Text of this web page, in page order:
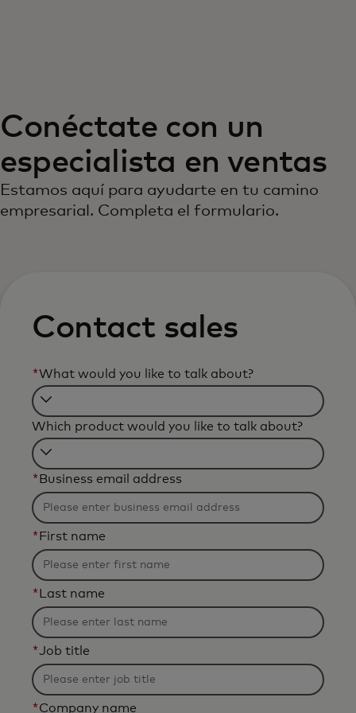
Para el mundo
Para innovadores
Conéctate con un
especialista en ventas
Estamos aquí para ayudarte en tu camino
empresarial. Completa el formulario.
Contact sales
*What would you like to talk about?
Filtering
will
be
applied
after
3
characters.
Which product would you like to talk about?
Filtering
will
be
applied
after
3
characters.
* Business email address
* First name
* Last name
*Job title
*Company name